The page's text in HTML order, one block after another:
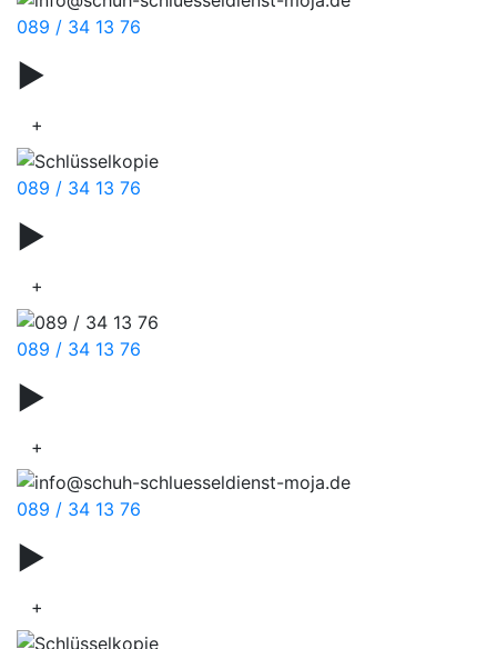
089 / 34 13 76
▶
+
089 / 34 13 76
▶
+
089 / 34 13 76
▶
+
089 / 34 13 76
▶
+